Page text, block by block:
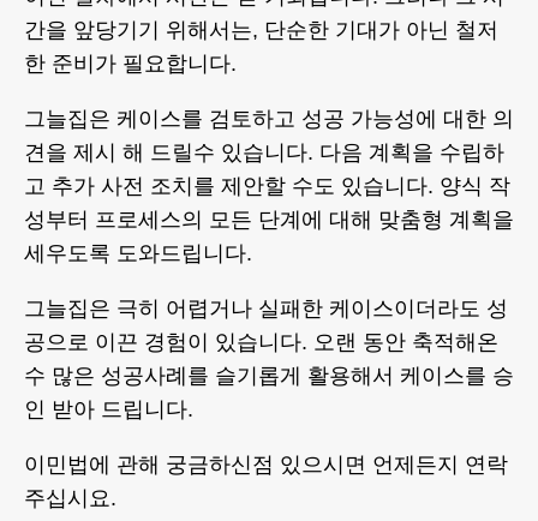
간을 앞당기기 위해서는, 단순한 기대가 아닌 철저
한 준비가 필요합니다.
그늘집은 케이스를 검토하고 성공 가능성에 대한 의
견을 제시 해 드릴수 있습니다. 다음 계획을 수립하
고 추가 사전 조치를 제안할 수도 있습니다. 양식 작
성부터 프로세스의 모든 단계에 대해 맞춤형 계획을
세우도록 도와드립니다.
그늘집은 극히 어렵거나 실패한 케이스이더라도 성
공으로 이끈 경험이 있습니다. 오랜 동안 축적해온
수 많은 성공사례를 슬기롭게 활용해서 케이스를 승
인 받아 드립니다.
이민법에 관해 궁금하신점 있으시면 언제든지 연락
주십시요.